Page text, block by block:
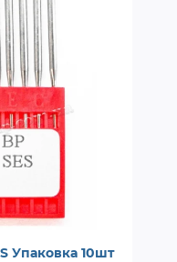
Упаковка 10шт